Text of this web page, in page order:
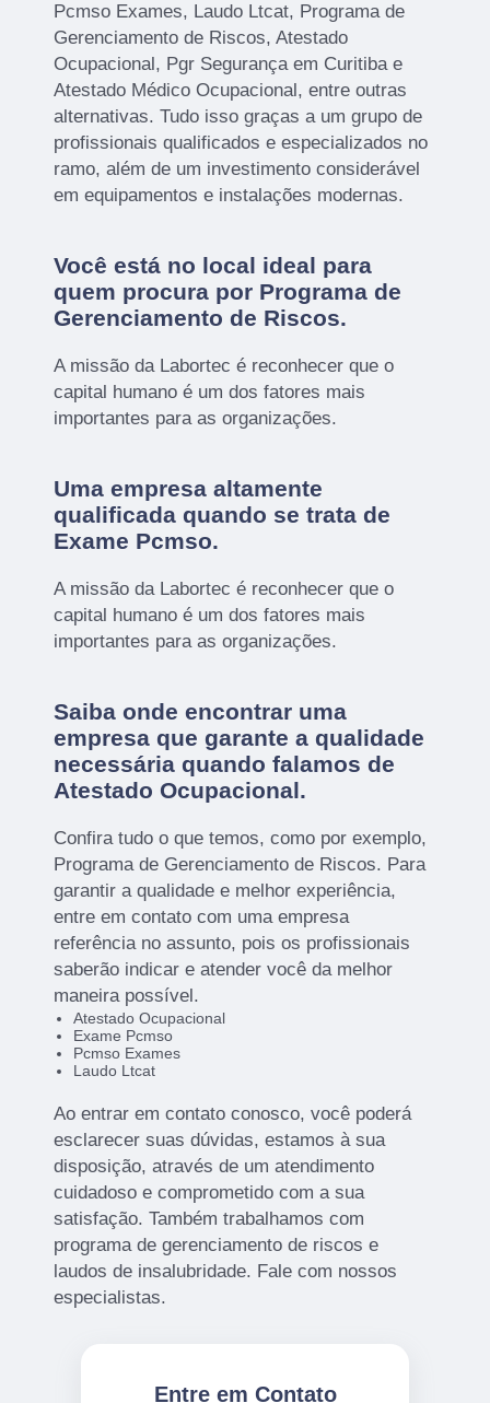
Pcmso Exames, Laudo Ltcat, Programa de
Gerenciamento de Riscos, Atestado
Ocupacional, Pgr Segurança em Curitiba e
Atestado Médico Ocupacional, entre outras
alternativas. Tudo isso graças a um grupo de
profissionais qualificados e especializados no
ramo, além de um investimento considerável
em equipamentos e instalações modernas.
Você está no local ideal para
quem procura por Programa de
Gerenciamento de Riscos.
A missão da Labortec é reconhecer que o
capital humano é um dos fatores mais
importantes para as organizações.
Uma empresa altamente
qualificada quando se trata de
Exame Pcmso.
A missão da Labortec é reconhecer que o
capital humano é um dos fatores mais
importantes para as organizações.
Saiba onde encontrar uma
empresa que garante a qualidade
necessária quando falamos de
Atestado Ocupacional.
Confira tudo o que temos, como por exemplo,
Programa de Gerenciamento de Riscos. Para
garantir a qualidade e melhor experiência,
entre em contato com uma empresa
referência no assunto, pois os profissionais
saberão indicar e atender você da melhor
maneira possível.
Atestado Ocupacional
Exame Pcmso
Pcmso Exames
Laudo Ltcat
Ao entrar em contato conosco, você poderá
esclarecer suas dúvidas, estamos à sua
disposição, através de um atendimento
cuidadoso e comprometido com a sua
satisfação. Também trabalhamos com
programa de gerenciamento de riscos e
laudos de insalubridade. Fale com nossos
especialistas.
Entre em Contato